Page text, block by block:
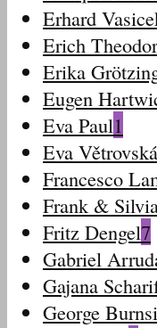
Erhard
Erich
Erika
Eugen
Eva Paul1
Eva Větrovská
Francesco
Frank &
Fritz Dengel7
Gabriel
Gajana
George